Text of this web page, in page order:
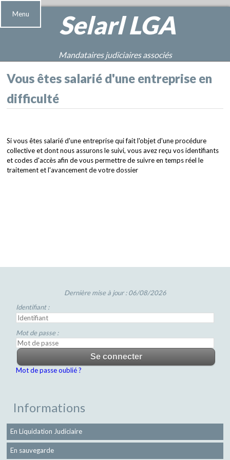
SelarlLGA
Mandataires judiciaires associés
Menu
Vous êtes salarié d'une entreprise en
difficulté
Si vous êtes salarié d'une entreprise qui fait l'objet d'une procédure
collective et dont nous assurons le suivi, vous avez reçu vos identifiants
et codes d'accès afin de vous permettre de suivre en temps réel le
traitement et l'avancement de votre dossier
Dernière mise à jour : 06/08/2026
Identifiant :
Mot de passe :
Mot de passe oublié ?
Informations
En Liquidation Judiciaire
En sauvegarde